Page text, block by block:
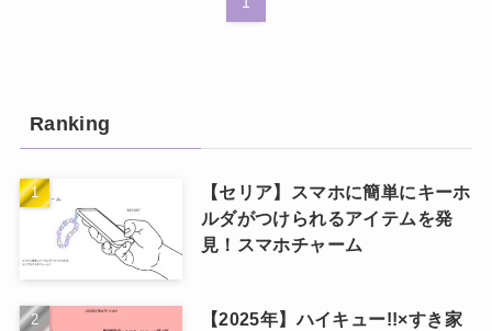
Ranking
【セリア】スマホに簡単にキーホ
ルダがつけられるアイテムを発
見！スマホチャーム
【2025年】ハイキュー!!×すき家